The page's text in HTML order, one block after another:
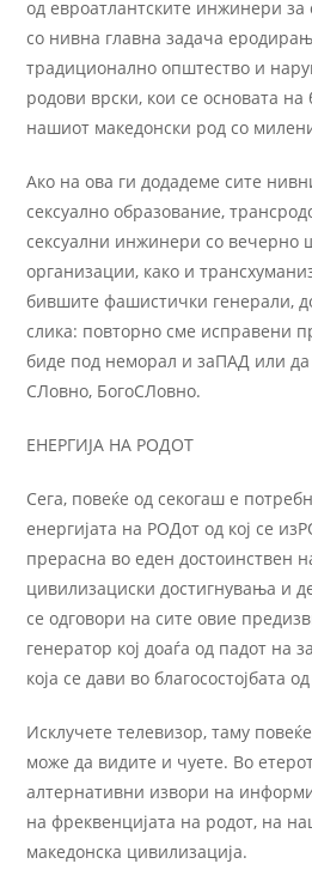
од евроатлантските инжинери
со нивна главна задача
традиционално општество и
родови врски, кои се основата
нашиот македонски род со
Ако на ова ги додадеме сите
сексуално образование,
сексуални инжинери со вечерно
организации, како и
бившите фашистички генерали,
слика: повторно сме исправени
биде под неморал и заПАД или
СЛовно, БогоСЛовно.
ЕНЕРГИЈА НА РОДОТ
Сега, повеќе од секогаш е
енергијата на РОДот од кој се
прерасна во еден достоинствен
цивилизациски достигнувања и
се одговори на сите овие
генератор кој доаѓа од падот на
која се дави во благосостојбата
Исклучете телевизор, таму
може да видите и чуете. Во
алтернативни извори на
на фреквенцијата на родот, на
македонска цивилизација.